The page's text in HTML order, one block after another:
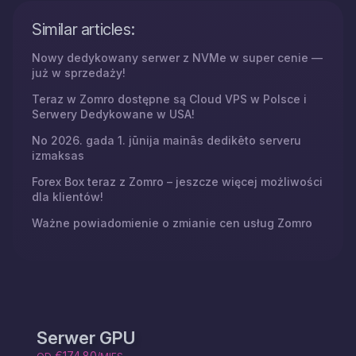
Similar articles:
Nowy dedykowany serwer z NVMe w super cenie —
już w sprzedaży!
Teraz w Zomro dostępne są Cloud VPS w Polsce i
Serwery Dedykowane w USA!
No 2026. gada 1. jūnija mainās dedikēto serveru
izmaksas
Forex Box teraz z Zomro – jeszcze więcej możliwości
dla klientów!
Ważne powiadomienie o zmianie cen usług Zomro
Serwer GPU